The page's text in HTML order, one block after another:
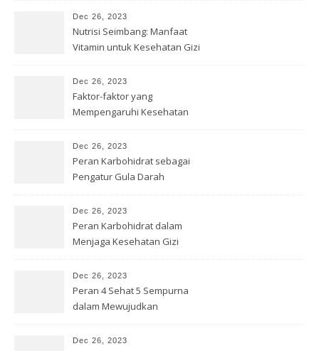
Dec 26, 2023
Nutrisi Seimbang: Manfaat
Vitamin untuk Kesehatan Gizi
Dec 26, 2023
Faktor-faktor yang
Mempengaruhi Kesehatan
Dec 26, 2023
Peran Karbohidrat sebagai
Pengatur Gula Darah
Dec 26, 2023
Peran Karbohidrat dalam
Menjaga Kesehatan Gizi
Dec 26, 2023
Peran 4 Sehat 5 Sempurna
dalam Mewujudkan
Dec 26, 2023